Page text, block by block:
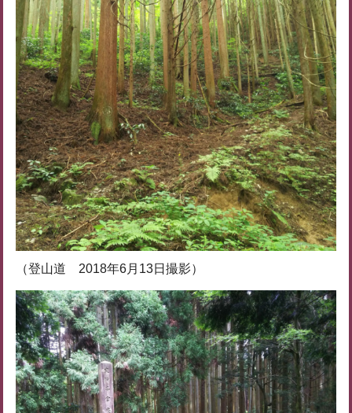
（登山道 2018年6月13日撮影）